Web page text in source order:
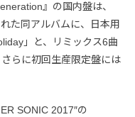
』の国内盤は、
た同アルバムに、日本用
」と、リミックス6曲
らに初回生産限定盤には
SONIC 2017″の